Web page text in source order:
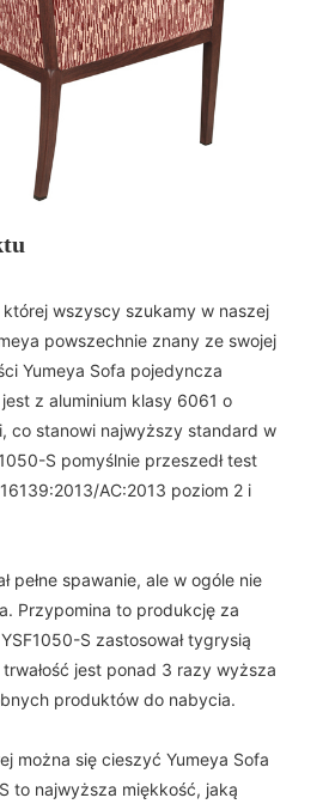
wszyscy szukamy w naszej
powszechnie znany ze swojej
Yumeya Sofa pojedyncza
z aluminium klasy 6061 o
co stanowi najwyższy standard w
S pomyślnie przeszedł test
AC:2013 poziom 2 i
pełne spawanie, ale w ogóle nie
Przypomina to produkcję za
S zastosował tygrysią
jest ponad 3 razy wyższa
produktów do nabycia.
można się cieszyć Yumeya Sofa
to najwyższa miękkość, jaką